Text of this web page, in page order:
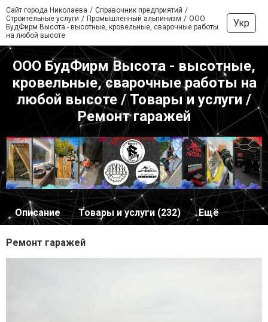
Сайт города Николаева
Справочник предприятий
Строительные услуги
Промышленный альпинизм
ООО
БудФирм Высота - высотные, кровельные, сварочные работы
на любой высоте
Укр
ООО БудФирм Высота - высотные,
кровельные, сварочные работы на
любой высоте / Товары и услуги /
Ремонт гаражей
Описание Товары и услуги (232) Ещё
Ремонт гаражей